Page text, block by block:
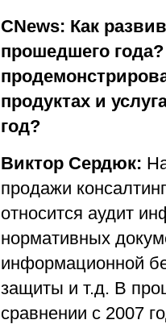
CNews: Как
прошедшего
продуктах и
год?
Виктор Сердюк:
продажи
относится аудит
нормативных
информационной
защиты и т.д. В
сравнении с 2007